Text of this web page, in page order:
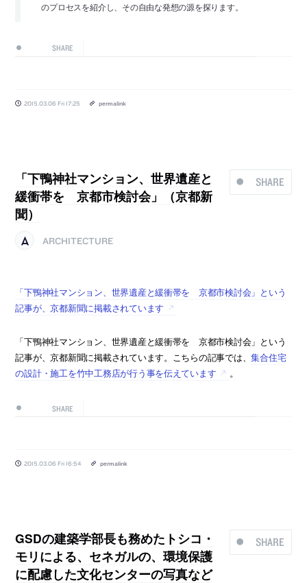
のプロセスを紹介し、その自由な発想の源を探ります。
SHARE
2015.03.06 Fri 17:25 permalink
SHARE
「下鴨神社マンション、世界遺産と
緩衝帯を 京都市検討会」（京都新
聞）
ARCHITECTURE
「下鴨神社マンション、世界遺産と緩衝帯を 京都市検討会」という
記事が、京都新聞に掲載されています
「下鴨神社マンション、世界遺産と緩衝帯を 京都市検討会」という
記事が、京都新聞に掲載されています。こちらの記事では、集合住宅
の設計・施工を竹中工務店が行う事を伝えています
。
SHARE
2015.03.06 Fri 16:54 permalink
SHARE
GSDの建築学部長も務めたトシコ・
モリによる、セネガルの、環境保護
に配慮した文化センターの写真など